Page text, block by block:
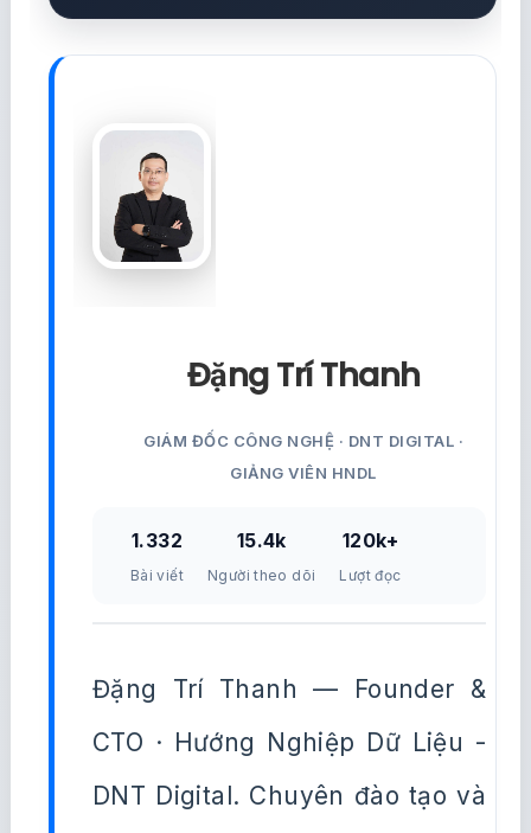
Đặng Trí Thanh
GIÁM ĐỐC CÔNG NGHỆ · DNT DIGITAL ·
GIẢNG VIÊN HNDL
1.332
Bài viết
15.4k
Người theo dõi
120k+
Lượt đọc
Đặng Trí Thanh — Founder &
CTO · Hướng Nghiệp Dữ Liệu -
DNT Digital. Chuyên đào tạo và